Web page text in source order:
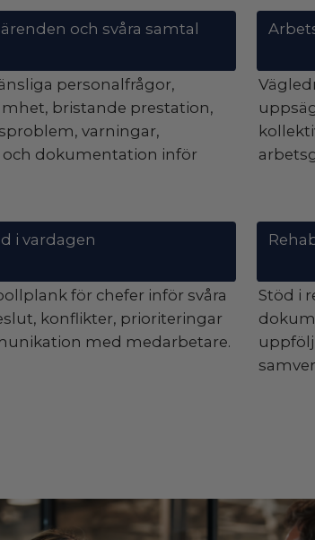
och svåra samtal
personalfrågor,
bristande prestation,
varningar,
och dokumentation inför
i vardagen
för chefer inför svåra
konflikter, prioriteringar
med medarbetare.
Stöd i